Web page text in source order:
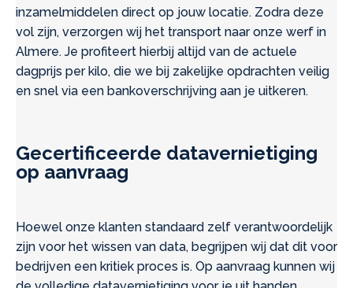
inzamelmiddelen direct op jouw locatie. Zodra deze
vol zijn, verzorgen wij het transport naar onze werf in
Almere. Je profiteert hierbij altijd van de actuele
dagprijs per kilo, die we bij zakelijke opdrachten veilig
en snel via een bankoverschrijving aan je uitkeren.
Gecertificeerde datavernietiging
op aanvraag
Hoewel onze klanten standaard zelf verantwoordelijk
zijn voor het wissen van data, begrijpen wij dat dit voor
bedrijven een kritiek proces is. Op aanvraag kunnen wij